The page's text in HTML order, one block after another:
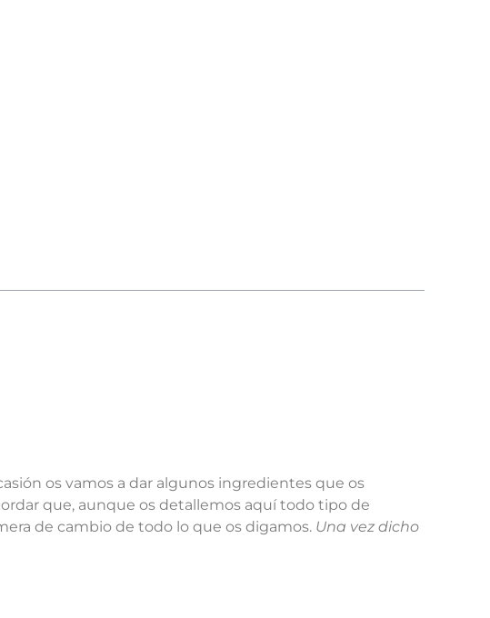
os vamos a dar algunos ingredientes que os
que, aunque os detallemos aquí todo tipo de
de cambio de todo lo que os digamos. Una vez dicho